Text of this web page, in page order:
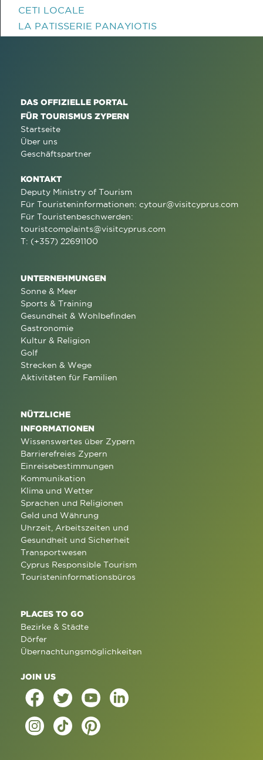
CETI LOCALE
LA PATISSERIE PANAYIOTIS
DAS OFFIZIELLE PORTAL
FÜR TOURISMUS ZYPERN
Startseite
Über uns
Geschäftspartner
KONTAKT
Deputy Ministry of Tourism
Für Touristeninformationen: cytour@visitcyprus.com
Für Touristenbeschwerden:
touristcomplaints@visitcyprus.com
T: (+357) 22691100
UNTERNEHMUNGEN
Sonne & Meer
Sports & Training
Gesundheit & Wohlbefinden
Gastronomie
Kultur & Religion
Golf
Strecken & Wege
Aktivitäten für Familien
NÜTZLICHE
INFORMATIONEN
Wissenswertes über Zypern
Barrierefreies Zypern
Einreisebestimmungen
Kommunikation
Klima und Wetter
Sprachen und Religionen
Geld und Währung
Uhrzeit, Arbeitszeiten und
Gesundheit und Sicherheit
Transportwesen
Cyprus Responsible Tourism
Touristeninformationsbüros
PLACES TO GO
Bezirke & Städte
Dörfer
Übernachtungsmöglichkeiten
JOIN US